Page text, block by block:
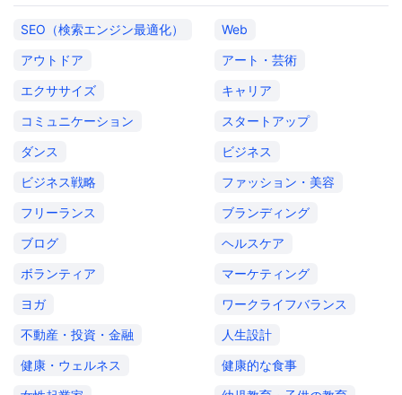
SEO（検索エンジン最適化）
Web
アウトドア
アート・芸術
エクササイズ
キャリア
コミュニケーション
スタートアップ
ダンス
ビジネス
ビジネス戦略
ファッション・美容
フリーランス
ブランディング
ブログ
ヘルスケア
ボランティア
マーケティング
ヨガ
ワークライフバランス
不動産・投資・金融
人生設計
健康・ウェルネス
健康的な食事